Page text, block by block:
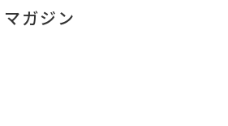
マガジン